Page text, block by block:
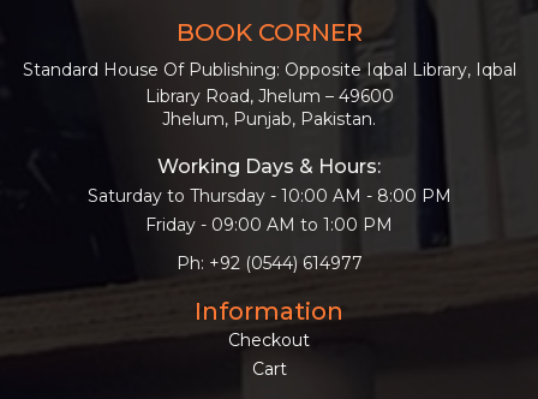
BOOK CORNER
Standard House Of Publishing: Opposite Iqbal Library, Iqbal
Library Road, Jhelum – 49600
Jhelum, Punjab, Pakistan.
Working Days & Hours:
Saturday to Thursday - 10:00 AM - 8:00 PM
Friday - 09:00 AM to 1:00 PM
Ph: +92 (0544) 614977
Information
Checkout
Cart